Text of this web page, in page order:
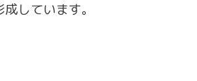
しています。